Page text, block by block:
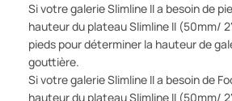
Si votre galerie Slimline II a besoin de
hauteur du plateau Slimline II (50mm/
pieds pour déterminer la hauteur de
gouttière.
Si votre galerie Slimline II a besoin de
hauteur du plateau Slimline II (50mm/